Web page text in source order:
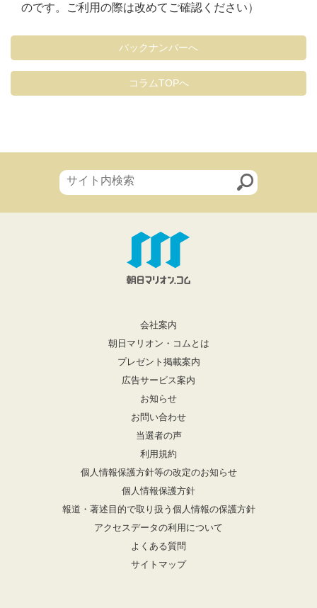
のです。ご利用の際は改めてご確認ください）
バックナンバーへ
コラムTOPへ
会社案内
朝日マリオン・コムとは
プレゼント掲載案内
広告サービス案内
お知らせ
お問い合わせ
当選者の声
利用規約
個人情報保護方針等の改定のお知らせ
個人情報保護方針
報道・著述目的で取り扱う個人情報の保護方針
アクセスデータの利用について
よくある質問
サイトマップ